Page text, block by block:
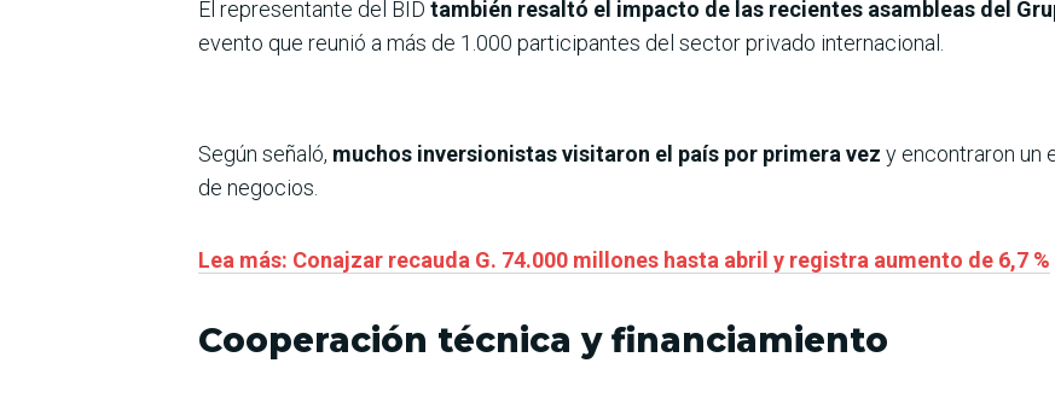
El representante del BID también resaltó el impacto de las recientes asambleas del
evento que reunió a más de 1.000 participantes del sector privado internacional.
Según señaló, muchos inversionistas visitaron el país por primera vez y encontraron un
de negocios.
Lea más: Conajzar recauda G. 74.000 millones hasta abril y registra aumento de 6,7 %
Cooperación técnica y financiamiento